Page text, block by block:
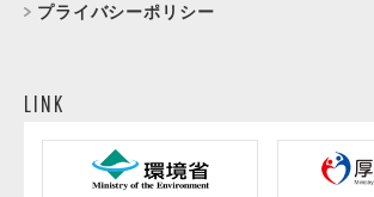
プライバシーポリシー
LINK